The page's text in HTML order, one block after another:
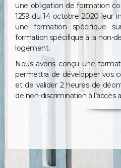
une obligation de formation
1259 du 14 octobre 2020 leur
une formation spécifique
formation spécifique à la non-
logement.
Nous avons conçu une
permettra de développer vos
et de valider 2 heures de
de non-discrimination à l’accès